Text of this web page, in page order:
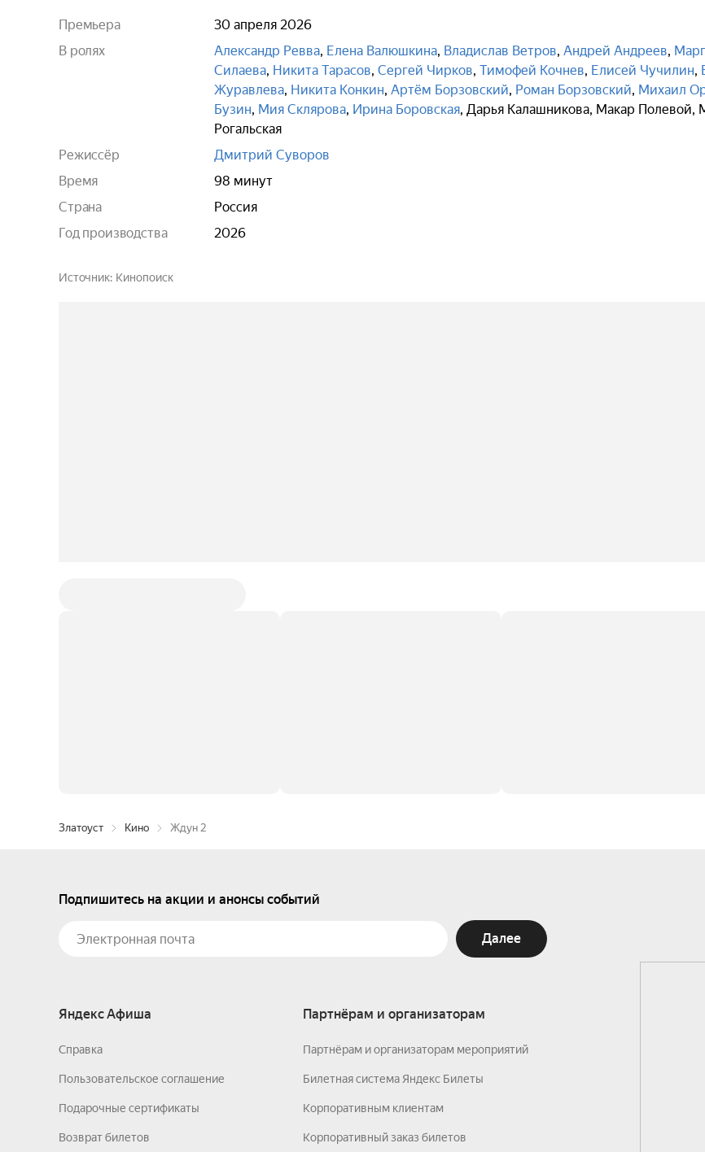
Премьера
30 апреля 2026
В ролях
Александр Ревва, Елена Валюшкина, Владислав Ветров, Андрей Андреев,
Силаева, Никита Тарасов, Сергей Чирков, Тимофей Кочнев, Елисей Чучилин,
Журавлева, Никита Конкин, Артём Борзовский, Роман Борзовский, Михаил
Бузин, Мия Склярова, Ирина Боровская, Дарья Калашникова, Макар Полевой,
Рогальская
Режиссёр
Дмитрий Суворов
Время
98 минут
Страна
Россия
Год производства
2026
Источник Кинопоиск
Златоуст Кино Ждун 2
Подпишитесь на акции и анонсы событий
Далее
Яндекс Афиша
Справка
Пользовательское соглашение
Подарочные сертификаты
Возврат билетов
Партнёрам и организаторам
Партнёрам и организаторам мероприятий
Билетная система Яндекс Билеты
Корпоративным клиентам
Корпоративный заказ билетов